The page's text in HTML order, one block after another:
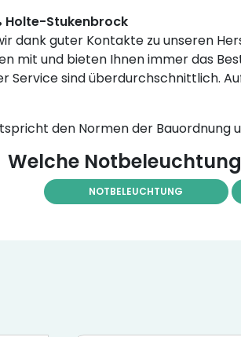
Holte-Stukenbrock
dank guter Kontakte zu unseren
mit und bieten Ihnen immer das
Service sind überdurchschnittlich.
den Normen der Bauordnung
Welche
NOTBELEUCHTUNG